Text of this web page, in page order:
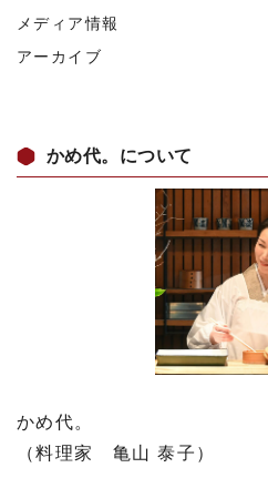
メディア情報
アーカイブ
かめ代。について
かめ代。
（料理家 亀山 泰子）